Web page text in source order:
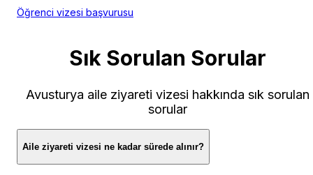
Öğrenci vizesi başvurusu
Sık Sorulan Sorular
Avusturya aile ziyareti vizesi hakkında sık sorulan
sorular
Aile ziyareti vizesi ne kadar sürede alınır?